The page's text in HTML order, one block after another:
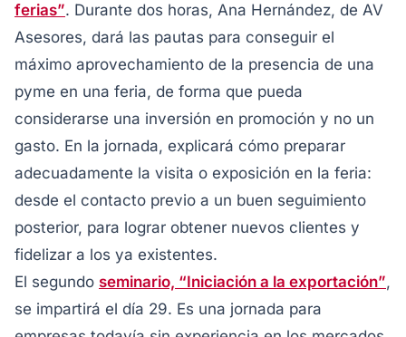
ferias”. Durante dos horas, Ana Hernández, de AV
Asesores, dará las pautas para conseguir el
máximo aprovechamiento de la presencia de una
pyme en una feria, de forma que pueda
considerarse una inversión en promoción y no un
gasto. En la jornada, explicará cómo preparar
adecuadamente la visita o exposición en la feria:
desde el contacto previo a un buen seguimiento
posterior, para lograr obtener nuevos clientes y
fidelizar a los ya existentes.
El segundo seminario, “Iniciación a la exportación”,
se impartirá el día 29. Es una jornada para